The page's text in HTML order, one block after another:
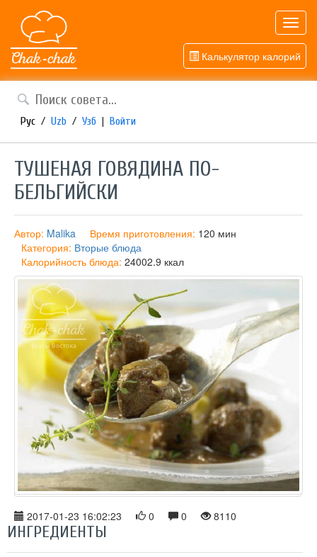
Калькулятор калорий
Рус / Uzb / Узб | Войти
ТУШЕНАЯ ГОВЯДИНА ПО-
БЕЛЬГИЙСКИ
Автор: Malika Время приготовления: 120 мин
Категория: Вторые блюда
Калорийность блюда: 24002.9 ккал
2017-01-23 16:02:23 0 0 8110
ИНГРЕДИЕНТЫ